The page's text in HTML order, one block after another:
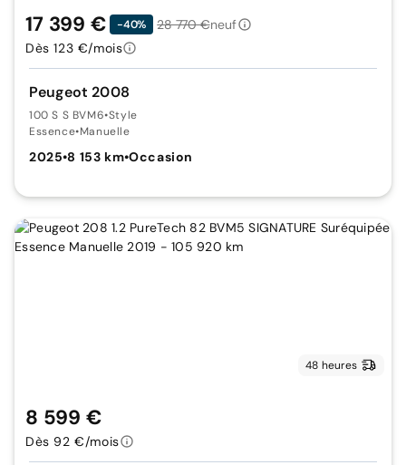
Peugeot 2008
100 S S BVM6•Style
Essence•Manuelle
2025•8 153 km•Occasion
17 399 € -40% 28 770 €neuf
Dès 123 €/mois
48 heures
8 599 €
Dès 92 €/mois